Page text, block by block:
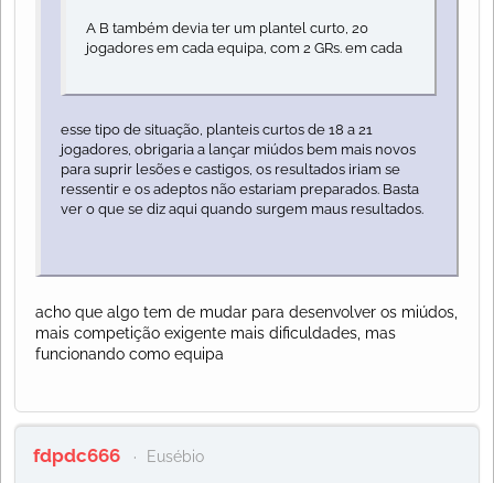
A B também devia ter um plantel curto, 20
jogadores em cada equipa, com 2 GRs. em cada
esse tipo de situação, planteis curtos de 18 a 21
jogadores, obrigaria a lançar miúdos bem mais novos
para suprir lesões e castigos, os resultados iriam se
ressentir e os adeptos não estariam preparados. Basta
ver o que se diz aqui quando surgem maus resultados.
acho que algo tem de mudar para desenvolver os miúdos,
mais competição exigente mais dificuldades, mas
funcionando como equipa
fdpdc666 Eusébio